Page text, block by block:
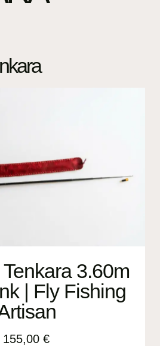
3.60m
| Fly Fishing
155,00 €